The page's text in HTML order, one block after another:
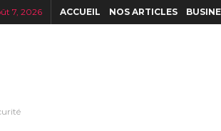
7, 2026 ACCUEIL NOS ARTICLES